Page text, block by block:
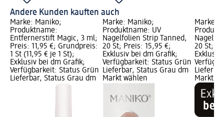
Andere Kunden kauften auch
Marke: Maniko;
Produktname:
Entfernerstift Magic, 3 ml;
Preis: 11,95 €; Grundpreis:
1 St (11,95 € je 1 St);
Exklusiv bei dm Grafik;
Verfügbarkeit: Status Grün
Lieferbar, Status Grau dm
Marke: Maniko;
Produktname: UV
Nagelfolien Strip Tanned,
20 St; Preis: 15,95 €;
Exklusiv bei dm Grafik;
Verfügbarkeit: Status Grün
Lieferbar, Status Grau dm
Markt wählen
Marke:
20 St;
Exklusiv
Markt